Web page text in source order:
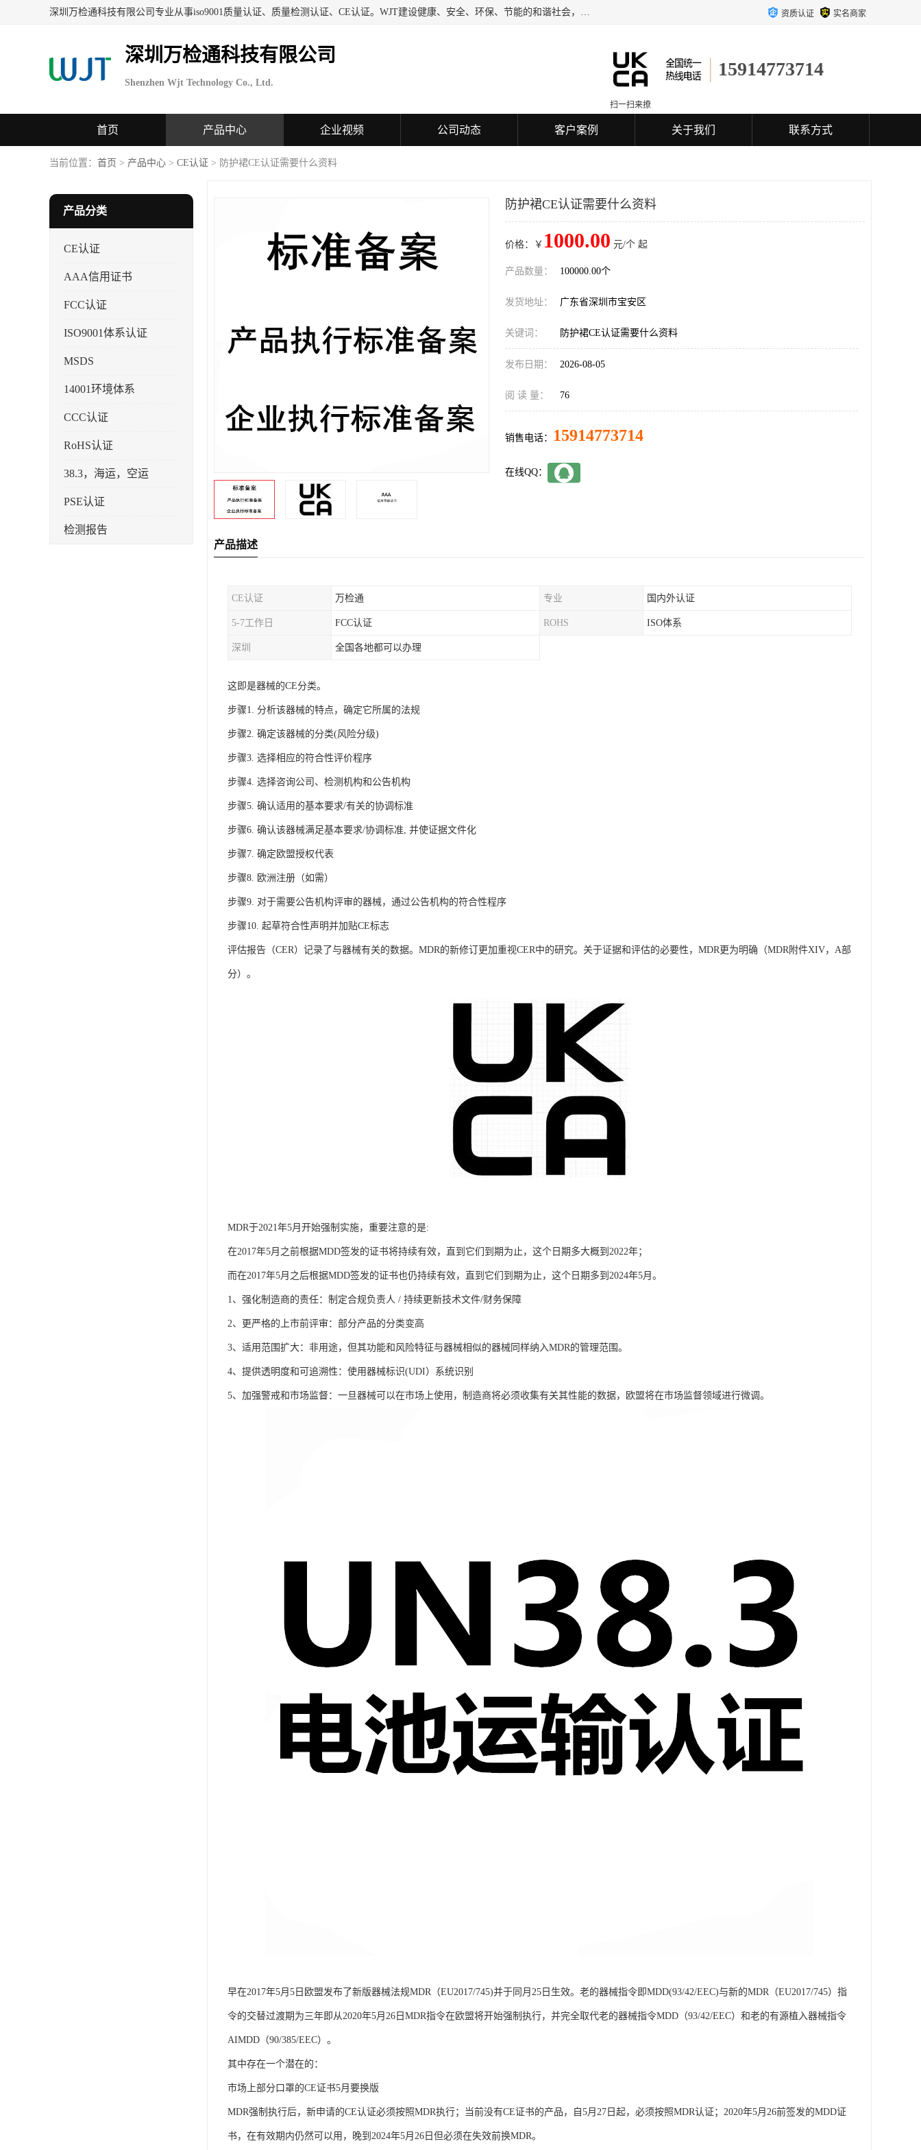
深圳万检通科技有限公司专业从事iso9001质量认证、质量检测认证、CE认证。WJT建设健康、安全、环保、节能的和谐社会，力图在检验、鉴定、测试及认证领域成为受人信赖的机构。 资质认证 实名商家
深圳万检通科技有限公司
Shenzhen Wjt Technology Co., Ltd.
15914773714
扫一扫来撩
首页 产品中心 企业视频 公司动态 客户案例 关于我们 联系方式
当前位置： 首页 > 产品中心 > CE认证 > 防护裙CE认证需要什么资料
产品分类
CE认证
AAA信用证书
FCC认证
ISO9001体系认证
MSDS
14001环境体系
CCC认证
RoHS认证
38.3，海运，空运
PSE认证
检测报告
防护裙CE认证需要什么资料
价格：￥ 1000.00 元/个 起
产品数量： 100000.00个
发货地址： 广东省深圳市宝安区
关键词： 防护裙CE认证需要什么资料
发布日期： 2026-08-05
阅 读 量： 76
销售电话： 15914773714
在线QQ：
产品描述
CE认证 万检通 专业 国内外认证
5-7工作日 FCC认证 ROHS ISO体系
深圳 全国各地都可以办理
这即是器械的CE分类。
步骤1. 分析该器械的特点，确定它所属的法规
步骤2. 确定该器械的分类(风险分级)
步骤3. 选择相应的符合性评价程序
步骤4. 选择咨询公司、检测机构和公告机构
步骤5. 确认适用的基本要求/有关的协调标准
步骤6. 确认该器械满足基本要求/协调标准, 并使证据文件化
步骤7. 确定欧盟授权代表
步骤8. 欧洲注册（如需）
步骤9. 对于需要公告机构评审的器械，通过公告机构的符合性程序
步骤10. 起草符合性声明并加贴CE标志
评估报告（CER）记录了与器械有关的数据。MDR的新修订更加重视CER中的研究。关于证据和评估的必要性，MDR更为明确（MDR附件XIV，A部
分）。
MDR于2021年5月开始强制实施，重要注意的是:
在2017年5月之前根据MDD签发的证书将持续有效，直到它们到期为止，这个日期多大概到2022年；
而在2017年5月之后根据MDD签发的证书也仍持续有效，直到它们到期为止，这个日期多到2024年5月。
1、强化制造商的责任：制定合规负责人 / 持续更新技术文件/财务保障
2、更严格的上市前评审：部分产品的分类变高
3、适用范围扩大：非用途，但其功能和风险特征与器械相似的器械同样纳入MDR的管理范围。
4、提供透明度和可追溯性：使用器械标识(UDI）系统识别
5、加强警戒和市场监督：一旦器械可以在市场上使用，制造商将必须收集有关其性能的数据，欧盟将在市场监督领域进行微调。
早在2017年5月5日欧盟发布了新版器械法规MDR（EU2017/745)并于同月25日生效。老的器械指令即MDD(93/42/EEC)与新的MDR（EU2017/745）指
令的交替过渡期为三年即从2020年5月26日MDR指令在欧盟将开始强制执行，并完全取代老的器械指令MDD（93/42/EEC）和老的有源植入器械指令
AIMDD（90/385/EEC）。
其中存在一个潜在的：
市场上部分口罩的CE证书5月要换版
MDR强制执行后，新申请的CE认证必须按照MDR执行；当前没有CE证书的产品，自5月27日起，必须按照MDR认证；2020年5月26前签发的MDD证
书，在有效期内仍然可以用，晚到2024年5月26日但必须在失效前换MDR。